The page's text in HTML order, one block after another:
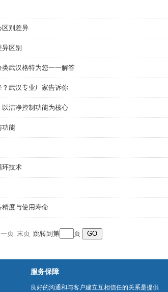
区别差异
区别
武汉格特为您一一解答
武汉专业厂家告诉你
洁净控制功能为核心
功能
环技术
度与使用寿命
页 末页 跳转到第 页
服务保障
良好的沟通和与客户建立互相信任的关系是提供